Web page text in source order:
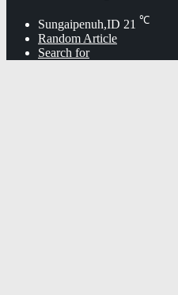
Sungaipenuh,ID 21 ℃
Random Article
Search for